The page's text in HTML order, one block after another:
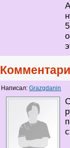
Написал:Grazgdanin